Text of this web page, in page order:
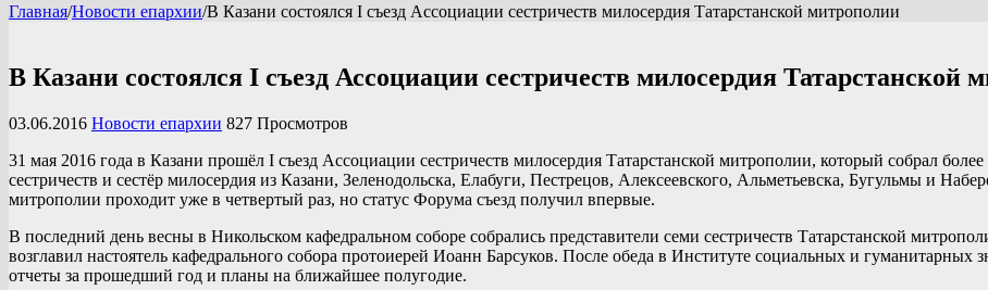
Главная/Новости епархии/В Казани состоялся I съезд Ассоциации сестричеств милосердия Татарстанской митрополии
В Казани состоялся I съезд Ассоциации сестричеств милосердия Татарстанской
03.06.2016 Новости епархии 827 Просмотров
31 мая 2016 года в Казани прошёл I съезд Ассоциации сестричеств милосердия Татарстанской митрополии, который собрал
сестричеств и сестёр милосердия из Казани, Зеленодольска, Елабуги, Пестрецов, Алексеевского, Альметьевска, Бугульмы и
митрополии проходит уже в четвертый раз, но статус Форума съезд получил впервые.
В последний день весны в Никольском кафедральном соборе собрались представители семи сестричеств Татарстанской
возглавил настоятель кафедрального собора протоиерей Иоанн Барсуков. После обеда в Институте социальных и
отчеты за прошедший год и планы на ближайшее полугодие.